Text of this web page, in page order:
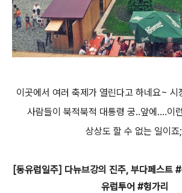
이곳에서 여러 축제가 열린다고 하네요~
사람들이 북적북적 대통령 궁..앞에....이
상상도 할 수 없는 일이죠
[동유럽일주] 다뉴브강의 진주, 부다페스트
유럽투어 #헝가리